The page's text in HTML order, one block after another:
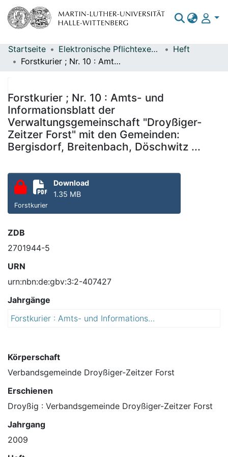
Bereiche & Sammlungen
Statistiken
Startseite Elektronische Pflichtexemplare
Heft
Forstkurier ; Nr. 10 : Amts- und Informationsblatt der Verwaltungsgemeinschaft "Droyßiger-Zeitzer Forst" mit den Gemeinden: Bergisdorf, Breitenbach, Döschwitz ...
Forstkurier ; Nr. 10 : Amts- und
Informationsblatt der
Verwaltungsgemeinschaft "Droyßiger-
Zeitzer Forst" mit den Gemeinden:
Bergisdorf, Breitenbach, Döschwitz ...
Download
1.35 MB
Forstkurier
ZDB
2701944-5
URN
urn:nbn:de:gbv:3:2-407427
Jahrgänge
Forstkurier : Amts- und Informationsblatt der Verwaltungsgemeinschaft "Droyßiger-Zeitzer Forst" mit den Gemeinden: Bergisdorf, Breitenbach, Döschwitz ...
Körperschaft
Verbandsgemeinde Droyßiger-Zeitzer Forst
Erschienen
Droyßig : Verbandsgemeinde Droyßiger-Zeitzer Forst
Jahrgang
2009